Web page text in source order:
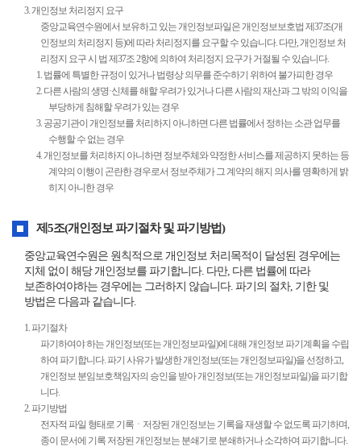
3. 개인정보 처리정지 요구
중앙교육연수원에서 보유하고 있는 개인정보파일은 개인정보보호법 제37조(개
인정보의 처리정지 등)에 따라 처리정지를 요구할 수 있습니다. 다만, 개인정보 처
리정지 요구 시 법 제37조 2항에 의하여 처리정지 요구가 거절될 수 있습니다.
1. 법률에 특별한 규정이 있거나 법령상 의무를 준수하기 위하여 불가피한 경우
2. 다른 사람의 생명·신체를 해할 우려가 있거나 다른 사람의 재산과 그 밖의 이익을
부당하게 침해할 우려가 있는 경우
3. 공공기관이 개인정보를 처리하지 아니하면 다른 법률에서 정하는 소관 업무를
수행할 수 없는 경우
4. 개인정보를 처리하지 아니하면 정보주체와 약정한 서비스를 제공하지 못하는 등
계약의 이행이 곤란한 경우로서 정보주체가 그 계약의 해지 의사를 명확하게 밝
히지 아니한 경우
제5조(개인정보 파기절차 및 파기방법)
중앙교육연수원은 원칙적으로 개인정보 처리목적이 달성된 경우에는
지체 없이 해당 개인정보를 파기합니다. 다만, 다른 법률에 따라
보존하여야하는 경우에는 그러하지 않습니다. 파기의 절차, 기한 및
방법은 다음과 같습니다.
1. 파기절차
파기하여야 하는 개인정보(또는 개인정보파일)에 대해 개인정보 파기계획을 수립
하여 파기합니다. 파기 사유가 발생한 개인정보(또는 개인정보파일)을 선정하고,
개인정보 분임보호책임자의 승인을 받아 개인정보(또는 개인정보파일)을 파기합
니다.
2. 파기방법
전자적 파일 형태로 기록ㆍ저장된 개인정보는 기록을 재생할 수 없도록 파기하며,
종이 문서에 기록 저장된 개인정보는 분쇄기로 분쇄하거나 소각하여 파기합니다.